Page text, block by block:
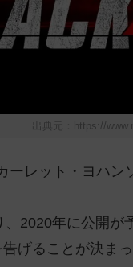
出典元：https://
ーレット・ヨハ
2020年に公開が
げることが決ま